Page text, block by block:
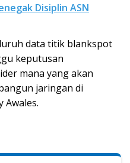
Disiplin ASN
data titik blankspot
keputusan
mana yang akan
jaringan di
Awales.